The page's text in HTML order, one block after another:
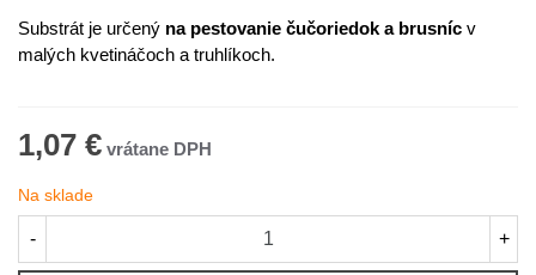
Substrát je určený na pestovanie čučoriedok a brusníc v
malých kvetináčoch a truhlíkoch.
1,07 €
Na sklade
- +